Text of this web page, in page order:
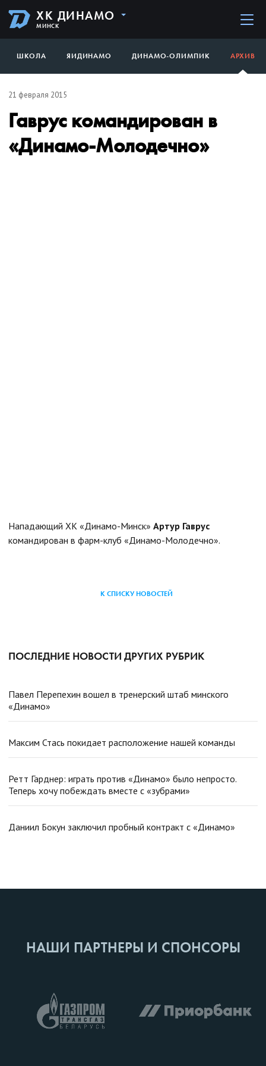
ХК ДИНАМО
МИНСК
ШКОЛА ЯИДИНАМО ДИНАМО-ОЛИМПИК АРХИВ
21 февраля 2015
Гаврус командирован в
«Динамо-Молодечно»
Нападающий ХК «Динамо-Минск» Артур Гаврус
командирован в фарм-клуб «Динамо-Молодечно».
К СПИСКУ НОВОСТЕЙ
ПОСЛЕДНИЕ НОВОСТИ ДРУГИХ РУБРИК
Павел Перепехин вошел в тренерский штаб минского
«Динамо»
Максим Стась покидает расположение нашей команды
Ретт Гарднер: играть против «Динамо» было непросто.
Теперь хочу побеждать вместе с «зубрами»
Даниил Бокун заключил пробный контракт с «Динамо»
НАШИ ПАРТНЕРЫ И СПОНСОРЫ